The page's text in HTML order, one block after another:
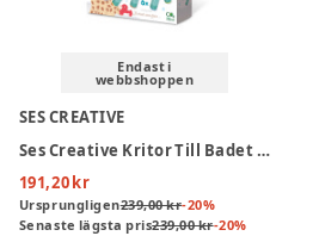
Endast i
webbshoppen
SES CREATIVE
Ses Creative Kritor Till Badet - Sophie La Girafe
191,20 kr
Ursprungligen239,00 kr-20%
Senaste lägsta pris239,00 kr-20%